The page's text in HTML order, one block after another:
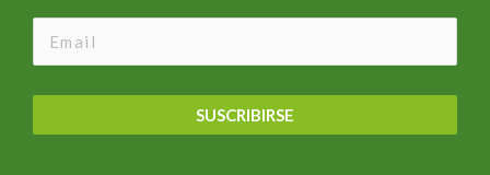
SUSCRIBIRSE